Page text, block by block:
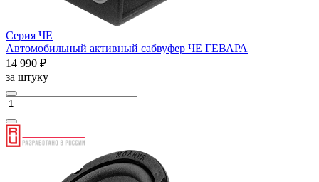
Серия ЧЕ
Автомобильный активный сабвуфер ЧЕ ГЕВАРА
14 990 ₽
за штуку